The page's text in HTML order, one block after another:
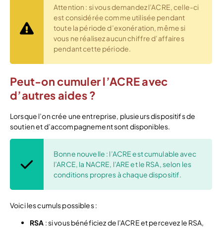
Attention : si vous demandez l’ACRE, celle-ci
est considérée comme utilisée pendant
toute la période d’exonération, même si
vous ne réalisez aucun chiffre d’affaires
pendant cette période.
Peut-on cumuler l’ACRE avec
d’autres aides ?
Lorsque l’on crée une entreprise, plusieurs dispositifs de
soutien et d’accompagnement sont disponibles.
Bonne nouvelle : l’ACRE est cumulable avec
l’ARCE, la NACRE, l’ARE et le RSA, selon les
conditions propres à chaque dispositif.
Voici les cumuls possibles :
RSA : si vous bénéficiez de l’ACRE et percevez le RSA,